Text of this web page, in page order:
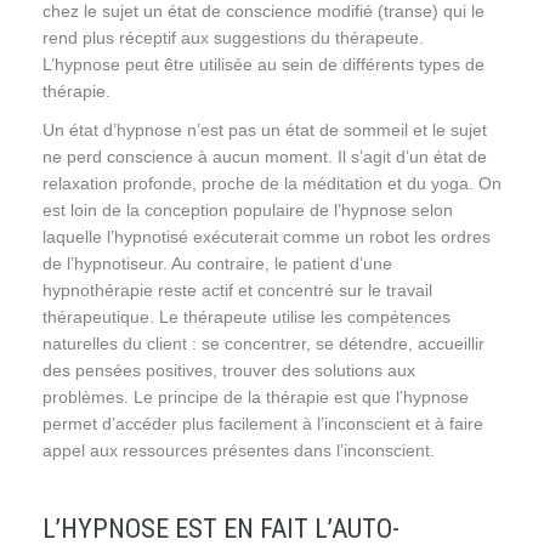
chez le sujet un état de conscience modifié (transe) qui le
rend plus réceptif aux suggestions du thérapeute.
L’hypnose peut être utilisée au sein de différents types de
thérapie.
Un état d’hypnose n’est pas un état de sommeil et le sujet
ne perd conscience à aucun moment. Il s’agit d’un état de
relaxation profonde, proche de la méditation et du yoga. On
est loin de la conception populaire de l’hypnose selon
laquelle l’hypnotisé exécuterait comme un robot les ordres
de l’hypnotiseur. Au contraire, le patient d’une
hypnothérapie reste actif et concentré sur le travail
thérapeutique. Le thérapeute utilise les compétences
naturelles du client : se concentrer, se détendre, accueillir
des pensées positives, trouver des solutions aux
problèmes. Le principe de la thérapie est que l’hypnose
permet d’accéder plus facilement à l’inconscient et à faire
appel aux ressources présentes dans l’inconscient.
L’HYPNOSE EST EN FAIT L’AUTO-